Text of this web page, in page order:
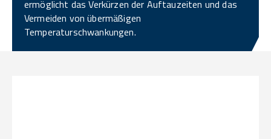
ermöglicht das Verkürzen der Auftauzeiten und das
Vermeiden von übermäßigen
Temperaturschwankungen.